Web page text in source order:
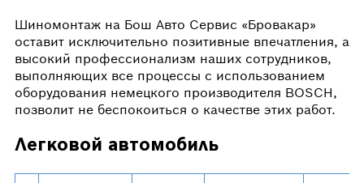
Шиномонтаж на Бош Авто Сервис «Бровакар»
оставит исключительно позитивные впечатления, а
высокий профессионализм наших сотрудников,
выполняющих все процессы с использованием
оборудования немецкого производителя BOSCH,
позволит не беспокоиться о качестве этих работ.
Легковой автомобиль